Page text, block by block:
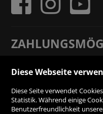
Vorauskasse
Diese Webseite
Diese Seite verwendet
Statistik. Während einige
Benutzerfreundlichkeit